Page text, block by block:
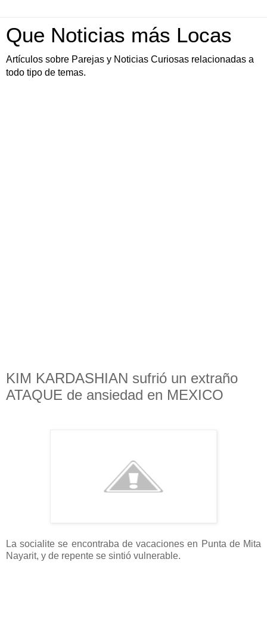
Que Noticias más Locas
Artículos sobre Parejas y Noticias Curiosas relacionadas a
todo tipo de temas.
KIM KARDASHIAN sufrió un extraño
ATAQUE de ansiedad en MEXICO
La socialite se encontraba de vacaciones en Punta de Mita
Nayarit, y de repente se sintió vulnerable.